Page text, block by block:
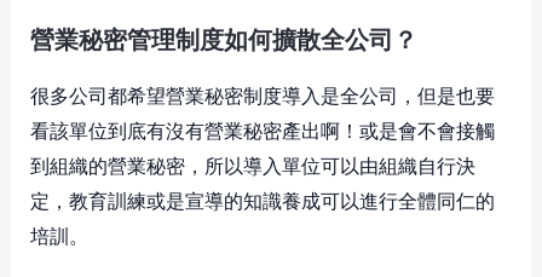
營業秘密管理制度如何擴散全公司？
很多公司都希望營業秘密制度導入是全公司，但是也要
看該單位到底有沒有營業秘密產出啊！或是會不會接觸
到組織的營業秘密，所以導入單位可以由組織自行決
定，教育訓練或是宣導的知識養成可以進行全體同仁的
培訓。